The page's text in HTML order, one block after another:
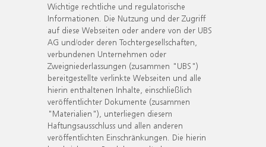
Wichtige rechtliche und regulatorische
Informationen. Die Nutzung und der Zugriff
auf diese Webseiten oder andere von der UBS
AG und/oder deren Tochtergesellschaften,
verbundenen Unternehmen oder
Zweigniederlassungen (zusammen "UBS")
bereitgestellte verlinkte Webseiten und alle
hierin enthaltenen Inhalte, einschließlich
veröffentlichter Dokumente (zusammen
"Materialien"), unterliegen diesem
Haftungsausschluss und allen anderen
veröffentlichten Einschränkungen. Die hierin